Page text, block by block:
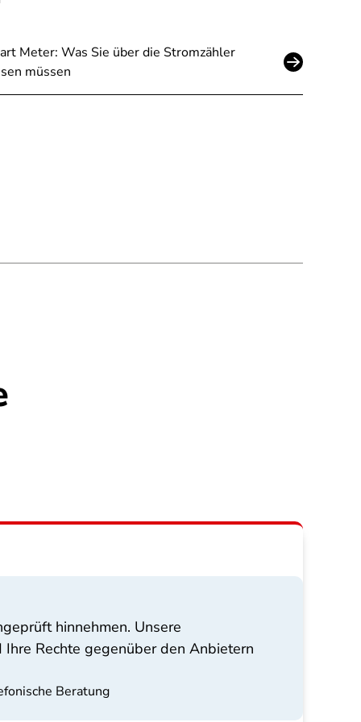
Meter: Was Sie über die Stromzähler
müssen
hinnehmen. Unsere
Rechte gegenüber den Anbietern
Beratung